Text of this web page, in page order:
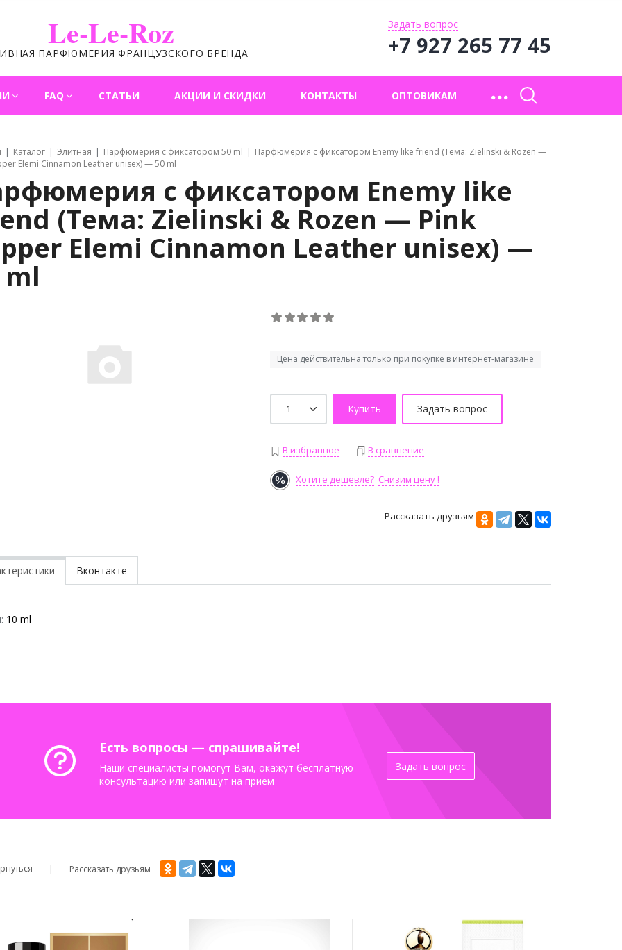
Le-Le-Roz
ПАРФЮМЕРИЯ ФРАНЦУЗСКОГО БРЕНДА
Задать вопрос
+7 927 265 77 45
FAQ СТАТЬИ АКЦИИ И СКИДКИ КОНТАКТЫ ОПТОВИКАМ
Каталог Элитная Парфюмерия с фиксатором 50 ml
Парфюмерия с фиксатором Enemy like friend (Тема: Zielinski & Rozen —
Elemi Cinnamon Leather unisex) — 50 ml
с фиксатором Enemy like
(Тема: Zielinski & Rozen — Pink
Elemi Cinnamon Leather unisex) —
ml
Цена действительна только при покупке в интернет-магазине
Купить Задать вопрос
В избранное В сравнение
Хотите дешевле? Снизим цену !
Рассказать друзьям
Вконтакте
10 ml
Есть вопросы — спрашивайте!
Наши специалисты помогут Вам, окажут бесплатную
консультацию или запишут на приём
Задать вопрос
Рассказать друзьям